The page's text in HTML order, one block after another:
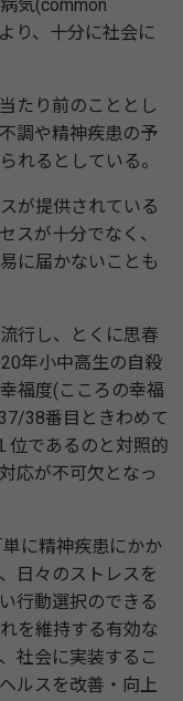
気(common
り、十分に社会に
たり前のこととし
調や精神疾患の予
れるとしている。
が提供されている
スが十分でなく、
に届かないことも
行し、とくに思春
年小中高生の自殺
福度(こころの幸福
38番目ときわめて
位であるのと対照的
応が不可欠となっ
に精神疾患にかか
日々のストレスを
行動選択のできる
を維持する有効な
社会に実装するこ
ルスを改善・向上